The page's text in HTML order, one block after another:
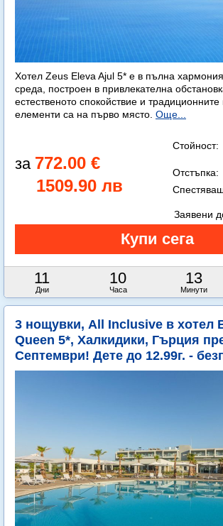
Хотел Zeus Eleva Ajul 5* е в пълна
среда, построен в привлекателна
естественото спокойствие и
елементи са на първо място. Още...
772.00 €
1509.90 лв
Стойност:
Отстъпка:
11
Дни
10
Часа
13
Минути
Заявени
3 нощувки, All Inclusive в хотел
Queen 5*, Халкидики, Гърция
Септември! Дете до 12.99г. -